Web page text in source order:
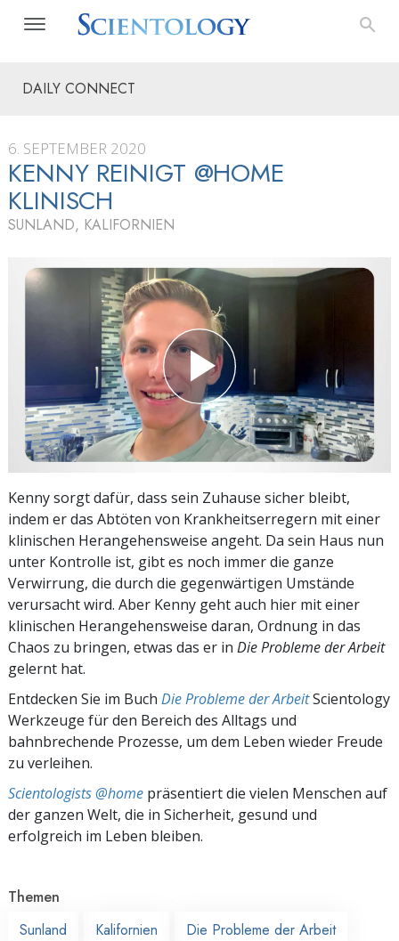
DAILY CONNECT
6. SEPTEMBER 2020
KENNY REINIGT @HOME
KLINISCH
SUNLAND, KALIFORNIEN
Kenny sorgt dafür, dass sein Zuhause sicher bleibt,
indem er das Abtöten von Krankheitserregern mit einer
klinischen Herangehensweise angeht. Da sein Haus nun
unter Kontrolle ist, gibt es noch immer die ganze
Verwirrung, die durch die gegenwärtigen Umstände
verursacht wird. Aber Kenny geht auch hier mit einer
klinischen Herangehensweise daran, Ordnung in das
Chaos zu bringen, etwas das er in Die Probleme der Arbeit
gelernt hat.
Entdecken Sie im Buch Die Probleme der ArbeitScientology
Werkzeuge für den Bereich des Alltags und
bahnbrechende Prozesse, um dem Leben wieder Freude
zu verleihen.
Scientologists @home präsentiert die vielen Menschen auf
der ganzen Welt, die in Sicherheit, gesund und
erfolgreich im Leben bleiben.
Themen
Sunland
Kalifornien Die Probleme der Arbeit